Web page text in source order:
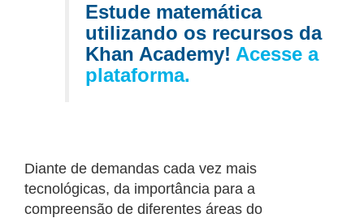
Estude matemática
utilizando os recursos da
Khan Academy! Acesse a
plataforma.
Diante de demandas cada vez mais
tecnológicas, da importância para a
compreensão de diferentes áreas do